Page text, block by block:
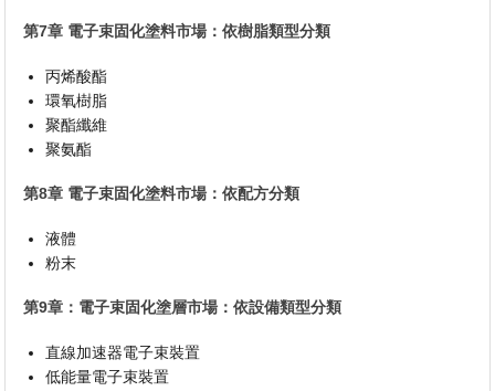
第7章 電子束固化塗料市場：依樹脂類型分類
丙烯酸酯
環氧樹脂
聚酯纖維
聚氨酯
第8章 電子束固化塗料市場：依配方分類
液體
粉末
第9章：電子束固化塗層市場：依設備類型分類
直線加速器電子束裝置
低能量電子束裝置